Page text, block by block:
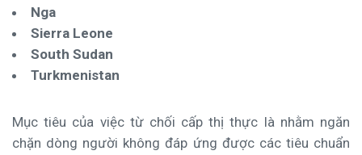
Nga
Sierra Leone
South Sudan
Turkmenistan
Mục tiêu của việc từ chối cấp thị thực là nhằm ngăn
chặn dòng người không đáp ứng được các tiêu chuẩn